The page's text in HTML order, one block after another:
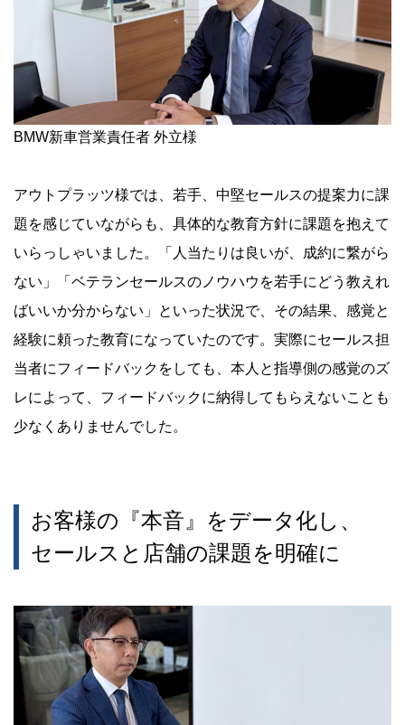
BMW新車営業責任者 外立様
アウトプラッツ様では、若手、中堅セールスの提案力に課
題を感じていながらも、具体的な教育方針に課題を抱えて
いらっしゃいました。「人当たりは良いが、成約に繋がら
ない」「ベテランセールスのノウハウを若手にどう教えれ
ばいいか分からない」といった状況で、その結果、感覚と
経験に頼った教育になっていたのです。実際にセールス担
当者にフィードバックをしても、本人と指導側の感覚のズ
レによって、フィードバックに納得してもらえないことも
少なくありませんでした。
お客様の『本音』をデータ化し、
セールスと店舗の課題を明確に